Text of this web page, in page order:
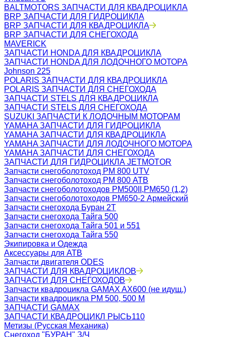
BALTMOTORS ЗАПЧАСТИ ДЛЯ КВАДРОЦИКЛА
BRP ЗАПЧАСТИ ДЛЯ ГИДРОЦИКЛА
BRP ЗАПЧАСТИ ДЛЯ КВАДРОЦИКЛА
BRP ЗАПЧАСТИ ДЛЯ СНЕГОХОДА
MAVERICK
ЗАПЧАСТИ HONDA ДЛЯ КВАДРОЦИКЛА
ЗАПЧАСТИ HONDA ДЛЯ ЛОДОЧНОГО МОТОРА
Johnson 225
POLARIS ЗАПЧАСТИ ДЛЯ КВАДРОЦИКЛА
POLARIS ЗАПЧАСТИ ДЛЯ СНЕГОХОДА
ЗАПЧАСТИ STELS ДЛЯ КВАДРОЦИКЛА
ЗАПЧАСТИ STELS ДЛЯ СНЕГОХОДА
SUZUKI ЗАПЧАСТИ К ЛОДОЧНЫМ МОТОРАМ
YAMAHA ЗАПЧАСТИ ДЛЯ ГИДРОЦИКЛА
YAMAHA ЗАПЧАСТИ ДЛЯ КВАДРОЦИКЛА
YAMAHA ЗАПЧАСТИ ДЛЯ ЛОДОЧНОГО МОТОРА
YAMAHA ЗАПЧАСТИ ДЛЯ СНЕГОХОДА
ЗАПЧАСТИ ДЛЯ ГИДРОЦИКЛА JETMOTOR
Запчасти снегоболотоход РМ 800 UTV
Запчасти снегоболотоход РМ 800 АТВ
Запчасти снегоболотоходов РМ500II,РМ650 (1,2)
Запчасти снегоболотоходов РМ650-2 Армейский
Запчасти снегохода Буран 2Т
Запчасти снегохода Тайга 500
Запчасти снегохода Тайга 501 и 551
Запчасти снегохода Тайга 550
Экипировка и Одежда
Аксессуары для АТВ
Запчасти двигателя ODES
ЗАПЧАСТИ ДЛЯ КВАДРОЦИКЛОВ
ЗАПЧАСТИ ДЛЯ СНЕГОХОДОВ
Запчасти квадроцикла GAMAX AX600 (не идущ.)
Запчасти квадроцикла РМ 500, 500 М
ЗАПЧАСТИ GAMAX
ЗАПЧАСТИ КВАДРОЦИКЛ РЫСЬ110
Метизы (Русская Механика)
Снегоход "БУРАН" З/Ч